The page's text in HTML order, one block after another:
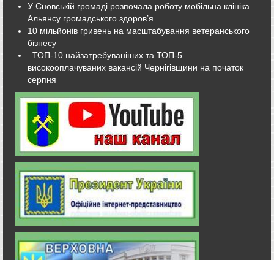
У Сновській громаді розпочала роботу мобільна клініка
Альянсу громадського здоров’я
10 мільйонів гривень на масштабування ветеранського
бізнесу
ТОП-10 найзатребуваніших та ТОП-5
високооплачуваних вакансій Чернігівщини на початок
серпня